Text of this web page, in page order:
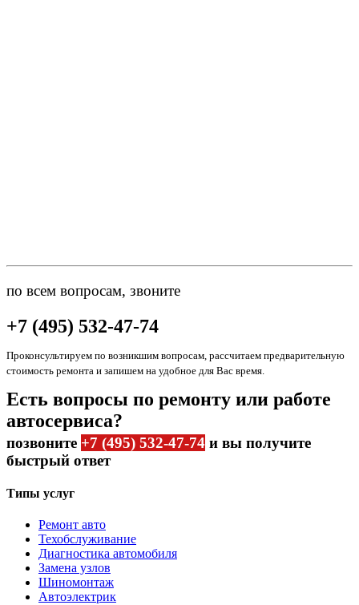
по всем вопросам, звоните
+7 (495) 532-47-74
Проконсультируем по возникшим вопросам, рассчитаем предварительную
стоимость ремонта и запишем на удобное для Вас время.
Есть вопросы по ремонту или работе
автосервиса?
позвоните +7 (495) 532-47-74 и вы получите
быстрый ответ
Типы услуг
Ремонт авто
Техобслуживание
Диагностика автомобиля
Замена узлов
Шиномонтаж
Автоэлектрик